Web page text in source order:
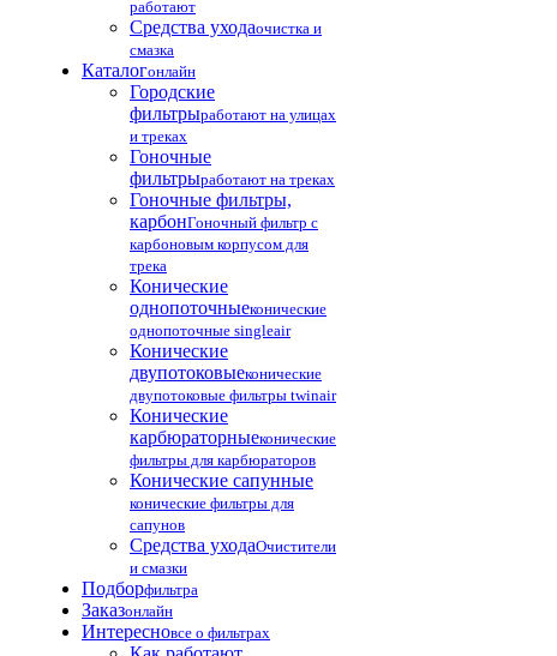
работают
Средства уходаочистка и
смазка
Каталогонлайн
Городские
фильтрыработают на улицах
и треках
Гоночные
фильтрыработают на треках
Гоночные фильтры,
карбонГоночный фильтр с
карбоновым корпусом для
трека
Конические
однопоточныеконические
однопоточные singleair
Конические
двупотоковыеконические
двупотоковые фильтры twinair
Конические
карбюраторныеконические
фильтры для карбюраторов
Конические сапунные
конические фильтры для
сапунов
Средства уходаОчистители
и смазки
Подборфильтра
Заказонлайн
Интересновсе о фильтрах